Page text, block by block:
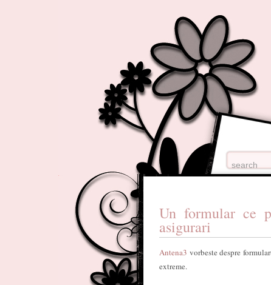
Un formular ce
asigurari
Antena3 vorbeste despre
extreme.